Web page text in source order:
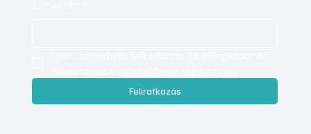
Feliratkozás